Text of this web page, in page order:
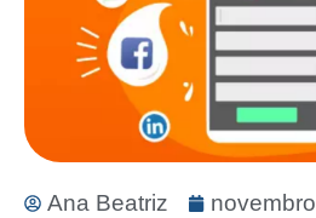
Ana Beatriz